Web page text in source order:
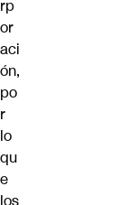
rp
or
aci
ón,
po
r
lo
qu
e